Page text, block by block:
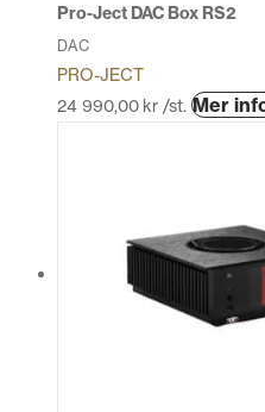
Pro-Ject DAC Box RS2
DAC
PRO-JECT
24 990,00 kr /st. Mer